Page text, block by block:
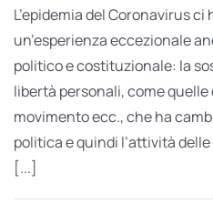
L’epidemia del Coronavirus
un’esperienza eccezionale
politico e costituzionale: la
libertà personali, come
movimento ecc., che ha
politica e quindi l’attività
[...]